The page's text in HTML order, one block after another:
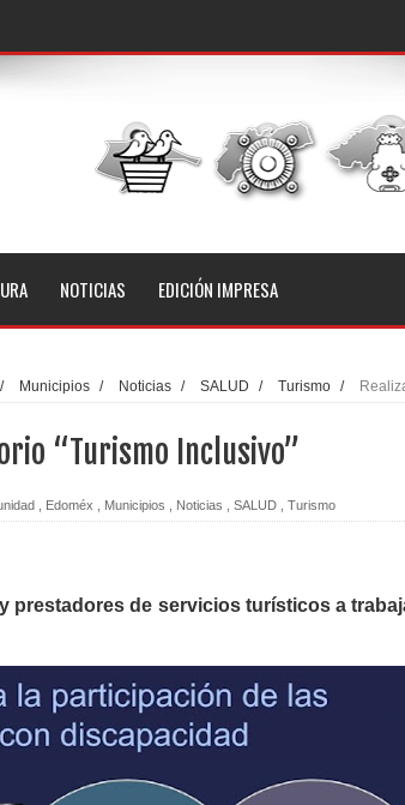
NOTICIAS EDICIÓN IMPRESA
/ Municipios / Noticias / SALUD / Turismo /
“Turismo Inclusivo”
Edoméx Municipios Noticias SALUD Turismo
prestadores de servicios turísticos a